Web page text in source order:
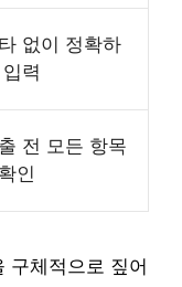
없이 정확하
력
전 모든 항목
인
구체적으로 짚어